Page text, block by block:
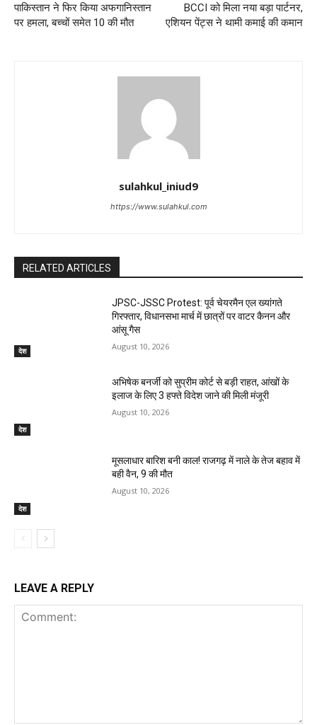
पाकिस्तान ने फिर किया अफगानिस्तान
पर हमला, बच्चों समेत 10 की मौत
BCCI को मिला नया बड़ा पार्टनर,
एशियन पेंट्स ने थामी कमाई की कमान
sulahkul_iniud9
https://www.sulahkul.com
RELATED ARTICLES
देश
JPSC-JSSC Protest: पूर्व चेयरमैन एल ख्यांगते
गिरफ्तार, विधानसभा मार्च में छात्रों पर वाटर कैनन और
आंसू गैस
August 10, 2026
देश
अभिषेक बनर्जी को सुप्रीम कोर्ट से बड़ी राहत, आंखों के
इलाज के लिए 3 हफ्ते विदेश जाने की मिली मंजूरी
August 10, 2026
देश
मूसलाधार बारिश बनी काल! राजगढ़ में नाले के तेज बहाव में
बही वैन, 9 की मौत
August 10, 2026
LEAVE A REPLY